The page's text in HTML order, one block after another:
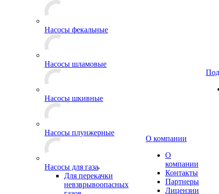
Насосы фекальные
Насосы шламовые
Насосы шкивные
Насосы плунжерные
Насосы для газа
Для перекачки
невзврывоопасных
О компании
О
компании
Контакты
Партнеры
Лицензии